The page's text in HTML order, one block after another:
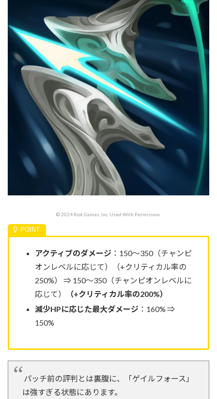
© 2024 Riot Games, Inc. Used With Permission.
アクティブのダメージ ：150～350（チャンピ
オンレベルに応じて）（+クリティカル率の
250%） ⇒ 150～350（チャンピオンレベルに
応じて）
（+クリティカル率の200%）
減少HPに応じた最大ダメージ ：160% ⇒
150%
パッチ前の評判とは裏腹に、「ゲイルフォース」
は強すぎる状態にあります。